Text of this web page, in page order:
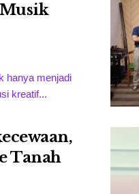
hanya menjadi
kreatif...
Tanah